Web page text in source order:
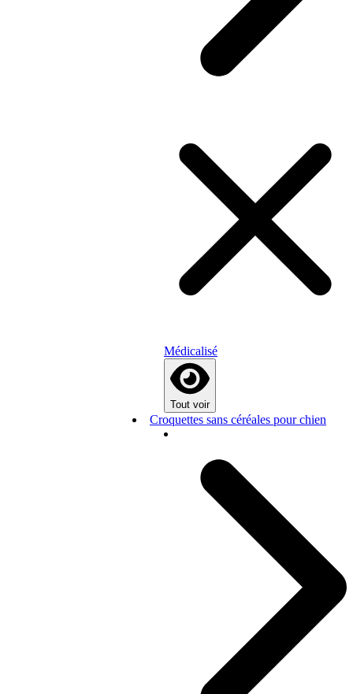
Médicalisé
Tout voir
Croquettes sans céréales pour chien